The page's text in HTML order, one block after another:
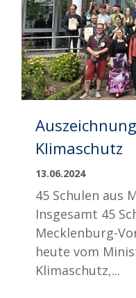
Klimaschutz
13.06.2024
45 Schulen aus
Insgesamt 45
Mecklenburg-
heute vom
Klimaschutz,...